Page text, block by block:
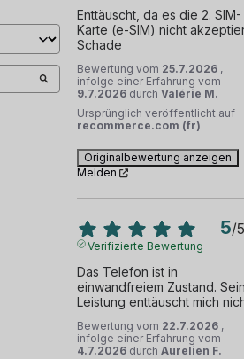
Enttäuscht, da es die 2. SIM-
Karte (e-SIM) nicht
Schade
Bewertung vom 25.7.2026 ,
infolge einer Erfahrung vom
9.7.2026 durch Valérie M.
Ursprünglich veröffentlicht auf
recommerce.com (fr)
Originalbewertung anzeigen
Melden
5/5
Verifizierte Bewertung
Das Telefon ist in
einwandfreiem Zustand.
Leistung enttäuscht mich
Bewertung vom 22.7.2026 ,
infolge einer Erfahrung vom
4.7.2026 durch Aurelien F.